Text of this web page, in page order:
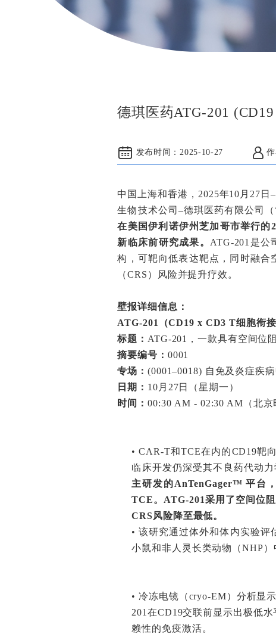
德琪医药ATG-201
发布时间：2025-10-27 作
中国上海和香港，2025年10月27
生物技术公司–德琪医药有限公司
在美国伊利诺伊州芝加哥市举行的
新临床前研究成果。 ATG-201是公
构，可靶向低表达靶点，同时融合
（CRS）风险并提升疗效。
壁报详细信息：
ATG-201
（CD19 x CD3 T细胞衔接
标题： ATG-201，一款具有空间位
摘要编号： 0001
专场：(0001–0018) 自免及炎症疾
日期： 10月27日（星期一）
时间：00:30 AM - 02:30 AM（北京
•CAR-T和TCE在内的CD19靶
临床开发仍深受其不良药代动
主研发的AnTenGager™ 平台
TCE。ATG-201采用了空间位
CRS风险降至最低。
•该研究通过体外和体内实验评
小鼠和非人灵长类动物（NHP）
•冷冻电镜（cryo-EM）分析显
201在CD19交联前显示出极低水
赖性的免疫激活。